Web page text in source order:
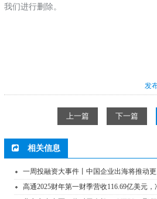
我们进行删除。
发
上一篇 下一篇
相关信息
一周投融资大事件丨中国企业出海将推动更
高通2025财年第一财季营收116.69亿美元，